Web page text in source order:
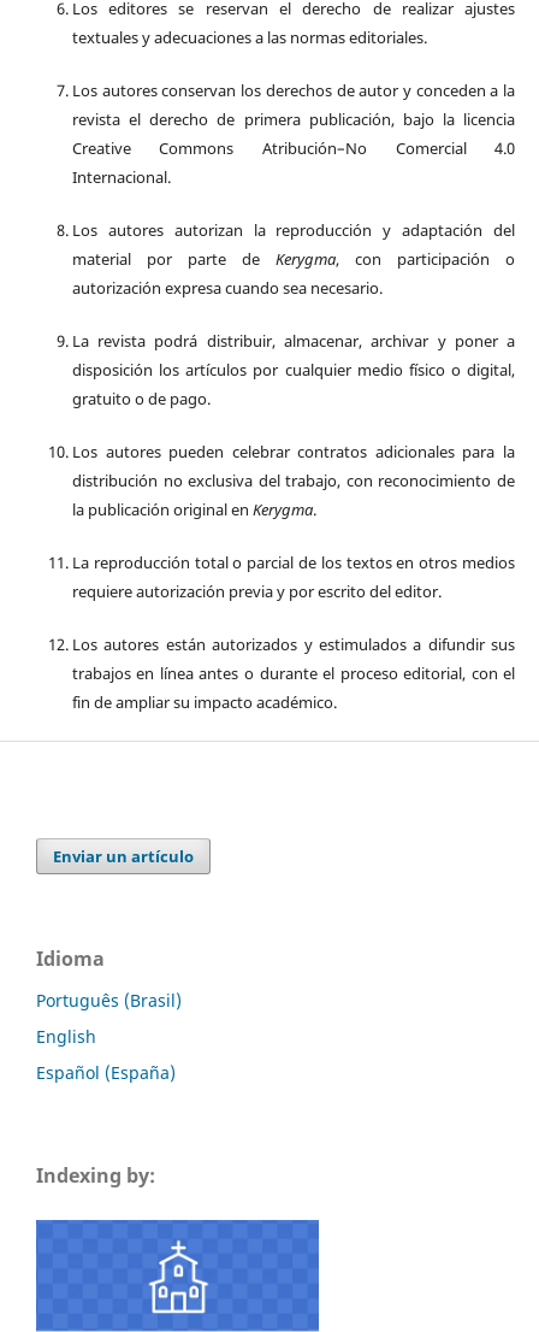
Los editores se reservan el derecho de realizar ajustes
textuales y adecuaciones a las normas editoriales.
Los autores conservan los derechos de autor y conceden a la
revista el derecho de primera publicación, bajo la licencia
Creative Commons Atribución–No Comercial 4.0
Internacional.
Los autores autorizan la reproducción y adaptación del
material por parte deKerygma, con participación o
autorización expresa cuando sea necesario.
La revista podrá distribuir, almacenar, archivar y poner a
disposición los artículos por cualquier medio físico o digital,
gratuito o de pago.
Los autores pueden celebrar contratos adicionales para la
distribución no exclusiva del trabajo, con reconocimiento de
la publicación original en Kerygma.
La reproducción total o parcial de los textos en otros medios
requiere autorización previa y por escrito del editor.
Los autores están autorizados y estimulados a difundir sus
trabajos en línea antes o durante el proceso editorial, con el
fin de ampliar su impacto académico.
Enviar un artículo
Idioma
Português (Brasil)
English
Español (España)
Indexing by: